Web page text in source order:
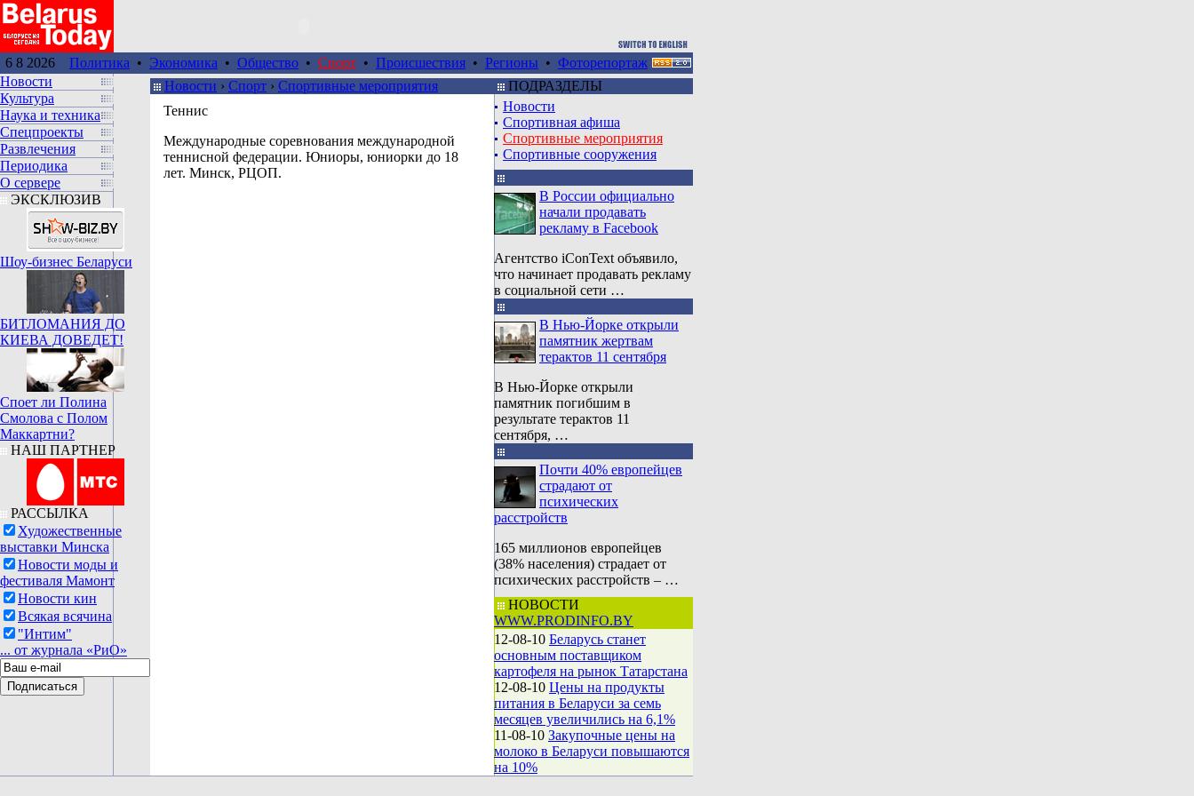
6 8 2026 Политика • Экономика • Общество • Спорт • Происшествия • Регионы • Фоторепортаж
Новости
Культура
Наука и техника
Спецпроекты
Развлечения
Периодика
О сервере
ЭКСКЛЮЗИВ
Шоу-бизнес Беларуси
БИТЛОМАНИЯ ДО
КИЕВА ДОВЕДЕТ!
Споет ли Полина
Смолова с Полом
Маккартни?
НАШ ПАРТНЕР
РАССЫЛКА
Художественные
выставки Минска
Новости моды и
фестиваля Мамонт
Новости кин
Всякая всячина
"Интим"
... от журнала «РиО»
Новости › Спорт › Спортивные мероприятия
Теннис
Международные соревнования международной
теннисной федерации. Юниоры, юниорки до 18
лет. Минск, РЦОП.
ПОДРАЗДЕЛЫ
Новости
Спортивная афиша
Спортивные мероприятия
Спортивные сооружения
В России официально
начали продавать
рекламу в Facebook
Агентство iConText объявило,
что начинает продавать рекламу
в социальной сети …
В Нью-Йорке открыли
памятник жертвам
терактов 11 сентября
В Нью-Йорке открыли
памятник погибшим в
результате терактов 11
сентября, …
Почти 40% европейцев
страдают от
психических
расстройств
165 миллионов европейцев
(38% населения) страдает от
психических расстройств – …
НОВОСТИ
WWW.PRODINFO.BY
12-08-10 Беларусь станет
основным поставщиком
картофеля на рынок Татарстана
12-08-10 Цены на продукты
питания в Беларуси за семь
месяцев увеличились на 6,1%
11-08-10 Закупочные цены на
молоко в Беларуси повышаются
на 10%